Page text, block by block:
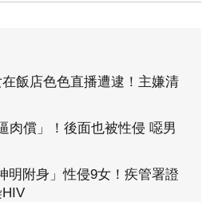
飯店色色直播遭逮！主嫌清
肉償」！後面也被性侵 噁男
明附身」性侵9女！疾管署證